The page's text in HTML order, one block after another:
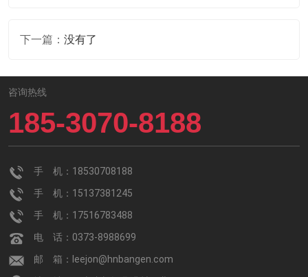
下一篇： 没有了
咨询热线
185-3070-8188
手 机：18530708188
手 机：15137381245
手 机：17516783488
电 话：0373-8988699
邮 箱：leejon@hnbangen.com